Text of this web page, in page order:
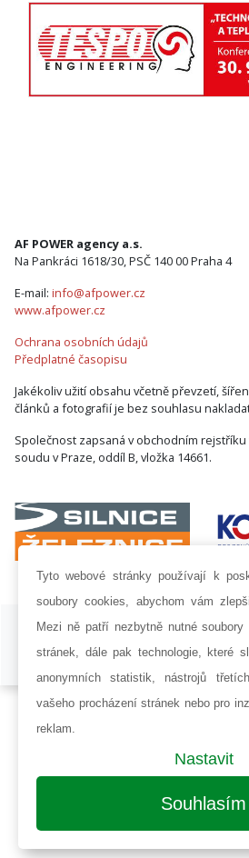
AF POWER agency a.s.
Na Pankráci 1618/30, PSČ 140 00 Praha 4
E-mail: info@afpower.cz
www.afpower.cz
Ochrana osobních údajů
Předplatné časopisu
Jakékoliv užití obsahu včetně převzetí,
článků a fotografií je bez souhlasu
Společnost zapsaná v obchodním
soudu v Praze, oddíl B, vložka 14661.
ISSN 1802-8535 © 2009 - 2026 AF
Developed by:
Tyto webové stránky používají k
soubory cookies, abychom vám
Mezi ně patří nezbytně nutné
stránek, dále pak technologie, které
anonymních statistik, nástrojů
vašeho procházení stránek nebo pro
reklam.
Nastavit
Souhlasím